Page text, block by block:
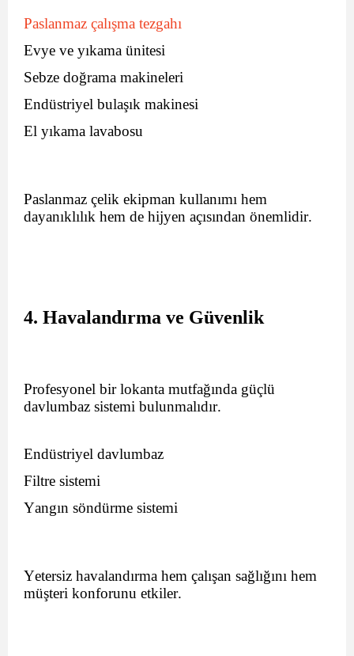
Paslanmaz çalışma tezgahı
Evye ve yıkama ünitesi
Sebze doğrama makineleri
Endüstriyel bulaşık makinesi
El yıkama lavabosu
Paslanmaz çelik ekipman kullanımı hem
dayanıklılık hem de hijyen açısından önemlidir.
4. Havalandırma ve Güvenlik
Profesyonel bir lokanta mutfağında güçlü
davlumbaz sistemi bulunmalıdır.
Endüstriyel davlumbaz
Filtre sistemi
Yangın söndürme sistemi
Yetersiz havalandırma hem çalışan sağlığını hem
müşteri konforunu etkiler.